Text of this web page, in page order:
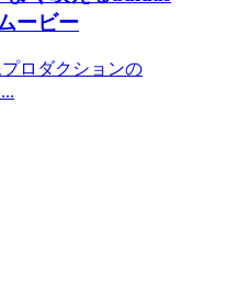
ービー
プロダクションの